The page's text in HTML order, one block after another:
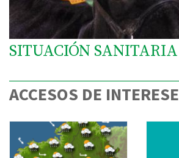
SITUACIÓN SANITARIA
ACCESOS DE INTERESE